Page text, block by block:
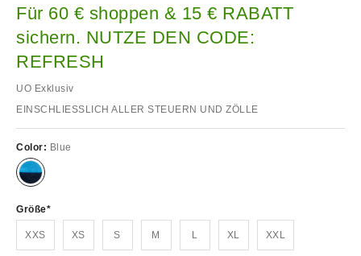
Für 60 € shoppen & 15 € RABATT
sichern. NUTZE DEN CODE:
REFRESH
UO Exklusiv
EINSCHLIESSLICH ALLER STEUERN UND ZÖLLE
Color: Blue
Größe
XXS XS S M L XL XXL